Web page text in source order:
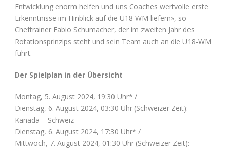
Entwicklung enorm helfen und uns Coaches wertvolle erste
Erkenntnisse im Hinblick auf die U18-WM liefern», so
Cheftrainer Fabio Schumacher, der im zweiten Jahr des
Rotationsprinzips steht und sein Team auch an die U18-WM
führt.
Der Spielplan in der Übersicht
Montag, 5. August 2024, 19:30 Uhr* /
Dienstag, 6. August 2024, 03:30 Uhr (Schweizer Zeit):
Kanada – Schweiz
Dienstag, 6. August 2024, 17:30 Uhr* /
Mittwoch, 7. August 2024, 01:30 Uhr (Schweizer Zeit):